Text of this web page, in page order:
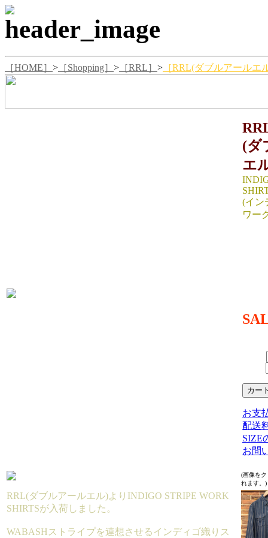
［HOME］ > ［Shopping］ > ［RRL］ > ［RRL(ダブルアールエ
(ダ
エ
(イン
ワー
お支
配送
SIZE
お問
(画像を
れます。)
RRL(ダブルアールエル)よりINDIGO STRIPE WORK
SHIRTSが入荷しました。
WABASHストライプを連想させるインディゴ織りス